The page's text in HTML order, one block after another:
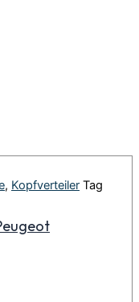
, Kopfverteiler Tag